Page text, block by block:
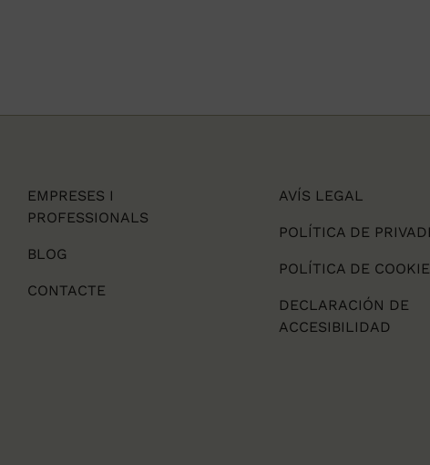
EMPRESES I
PROFESSIONALS
BLOG
CONTACTE
AVÍS LEGAL
POLÍTICA DE
POLÍTICA DE
DECLARACIÓN DE
ACCESIBILIDAD